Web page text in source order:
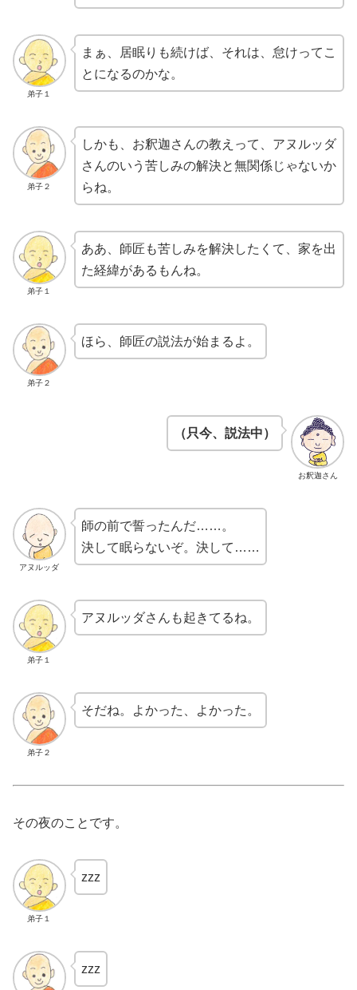
弟子１
まぁ、居眠りも続けば、それは、怠けってこ
とになるのかな。
弟子２
しかも、お釈迦さんの教えって、アヌルッダ
さんのいう苦しみの解決と無関係じゃないか
らね。
弟子１
ああ、師匠も苦しみを解決したくて、家を出
た経緯があるもんね。
弟子２
ほら、師匠の説法が始まるよ。
お釈迦さん
（只今、説法中）
アヌルッダ
師の前で誓ったんだ……。
決して眠らないぞ。決して……
弟子１
アヌルッダさんも起きてるね。
弟子２
そだね。よかった、よかった。
その夜のことです。
弟子１
zzz
zzz